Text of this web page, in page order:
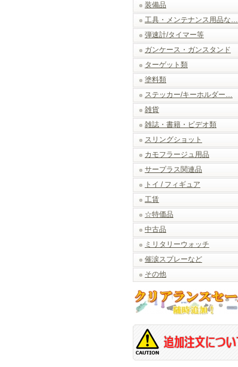
装備品
工具・メンテナンス用品な…
弾速計/タイマー等
ガンケース・ガンスタンド
ターゲット類
塗料類
ステッカー/キーホルダー…
雑貨
雑誌・書籍・ビデオ類
スリングショット
カモフラージュ用品
サープラス関連品
トイ / フィギュア
工賃
☆特価品
中古品
ミリタリーウォッチ
催涙スプレーなど
その他